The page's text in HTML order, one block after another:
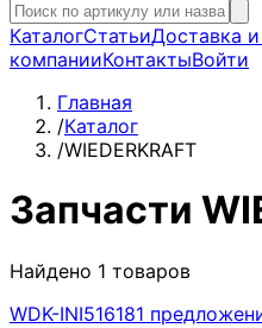
КаталогСтатьиДоставка и
компанииКонтактыВойти
Главная
/Каталог
/WIEDERKRAFT
Запчасти
Найдено 1 товаров
WDK-INI516181